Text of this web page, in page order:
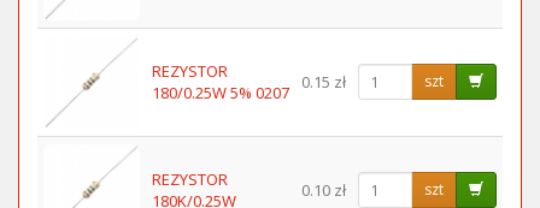
REZYSTOR
180/0.25W 5% 0207
0.15 zł szt
REZYSTOR
180K/0.25W
0.10 zł szt